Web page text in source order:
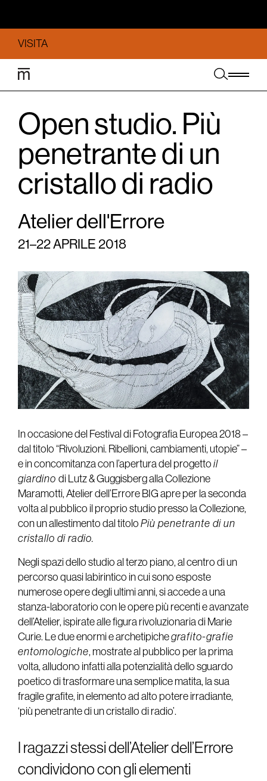
VISITA
Open studio. Più
penetrante di un
cristallo di radio
Atelier dell'Errore
21–22 APRILE 2018
In occasione del Festival di Fotografia Europea 2018 –
dal titolo “Rivoluzioni. Ribellioni, cambiamenti, utopie” –
e in concomitanza con l’apertura del progetto il
giardino di Lutz & Guggisberg alla Collezione
Maramotti, Atelier dell’Errore BIG apre per la seconda
volta al pubblico il proprio studio presso la Collezione,
con un allestimento dal titolo Più penetrante di un
cristallo di radio.
Negli spazi dello studio al terzo piano, al centro di un
percorso quasi labirintico in cui sono esposte
numerose opere degli ultimi anni, si accede a una
stanza-laboratorio con le opere più recenti e avanzate
dell’Atelier, ispirate alle figura rivoluzionaria di Marie
Curie. Le due enormi e archetipichegrafito-grafie
entomologiche, mostrate al pubblico per la prima
volta, alludono infatti alla potenzialità dello sguardo
poetico di trasformare una semplice matita, la sua
fragile grafite, in elemento ad alto potere irradiante,
‘più penetrante di un cristallo di radio’.
I ragazzi stessi dell’Atelier dell’Errore
condividono con gli elementi